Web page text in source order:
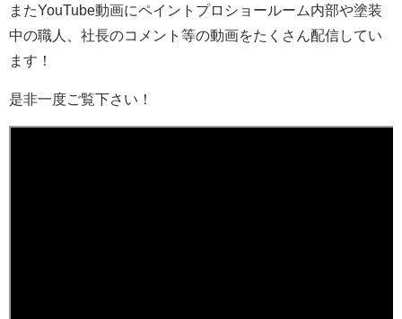
またYouTube動画にペイントプロショールーム内部や塗装
中の職人、社長のコメント等の動画をたくさん配信してい
ます！
是非一度ご覧下さい！